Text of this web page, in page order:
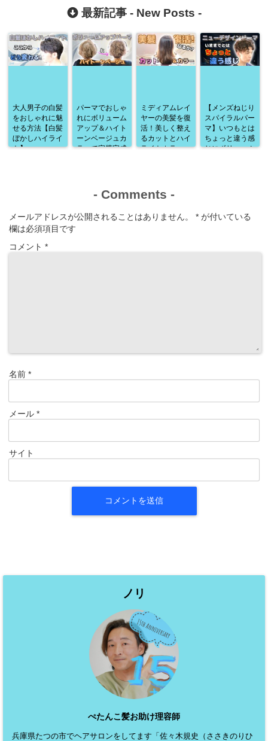
最新記事 - New Posts -
大人男子の白髪
をおしゃれに魅
せる方法【白髪
ぼかしハイライ
ト】
パーマでおしゃ
れにボリューム
アップ＆ハイト
ーンベージュカ
ラーで完璧完成
ミディアムレイ
ヤーの美髪を復
活！美しく整え
るカットとハイ
ライトカラー
【メンズねじり
スパイラルパー
マ】いつもとは
ちょっと違う感
じにボリューム
- Comments -
メールアドレスが公開されることはありません。 * が付いている
欄は必須項目です
コメント *
名前 *
メール *
サイト
ノリ
ぺたんこ髪お助け理容師
兵庫県たつの市でヘアサロンをしてます「佐々木規史（ささきのりひ